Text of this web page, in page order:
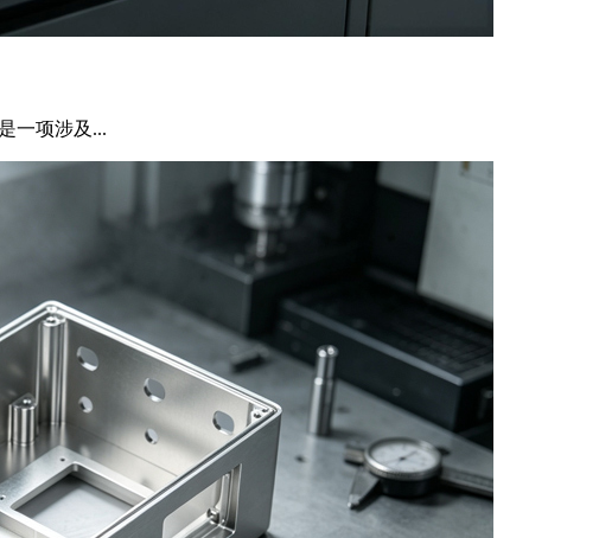
一项涉及...